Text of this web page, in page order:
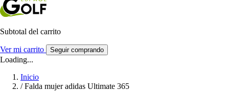
Subtotal del carrito
Ver mi carrito Seguir comprando
Loading...
Inicio
/ Falda mujer adidas Ultimate 365